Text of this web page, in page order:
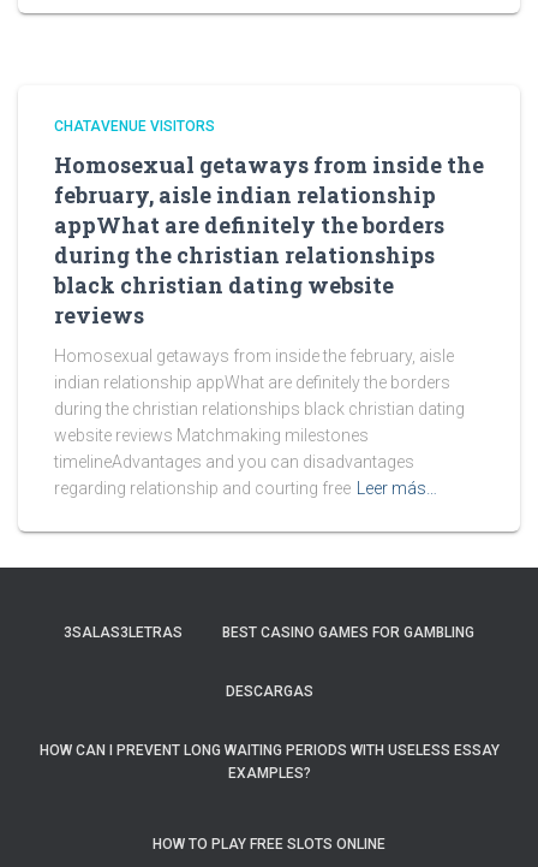
CHATAVENUE VISITORS
Homosexual getaways from inside the
february, aisle indian relationship
appWhat are definitely the borders
during the christian relationships
black christian dating website
reviews
Homosexual getaways from inside the february, aisle
indian relationship appWhat are definitely the borders
during the christian relationships black christian dating
website reviews Matchmaking milestones
timelineAdvantages and you can disadvantages
regarding relationship and courting free
Leer más…
3SALAS3LETRAS BEST CASINO GAMES FOR GAMBLING
DESCARGAS
HOW CAN I PREVENT LONG WAITING PERIODS WITH USELESS ESSAY
EXAMPLES?
HOW TO PLAY FREE SLOTS ONLINE